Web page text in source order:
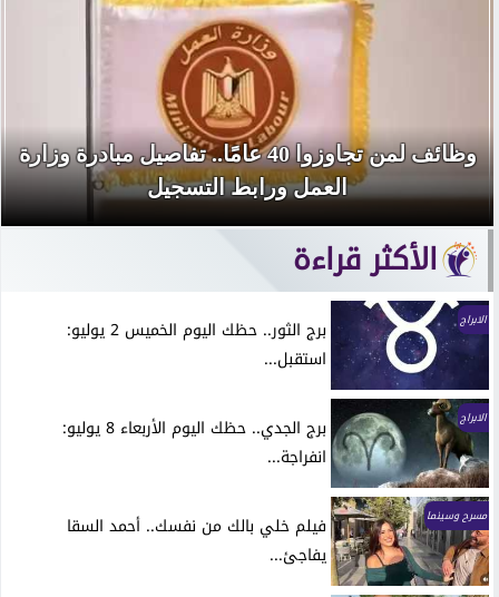
وظائف لمن تجاوزوا 40 عامًا.. تفاصيل مبادرة وزارة
العمل ورابط التسجيل
الأكثر قراءة
الابراج
برج الثور.. حظك اليوم الخميس 2 يوليو:
استقبل...
الابراج
برج الجدي.. حظك اليوم الأربعاء 8 يوليو:
انفراجة...
مسرح وسينما
فيلم خلي بالك من نفسك.. أحمد السقا
يفاجئ...